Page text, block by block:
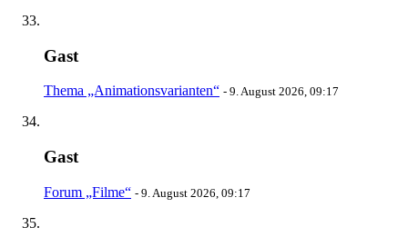
Gast
Thema „Animationsvarianten“ - 9. August 2026, 09:17
Gast
Forum „Filme“ - 9. August 2026, 09:17